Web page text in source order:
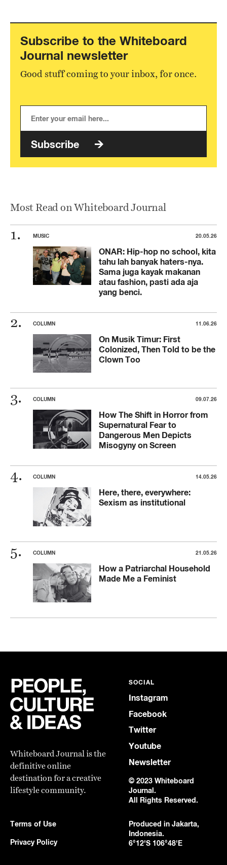
Subscribe to the Whiteboard
Journal newsletter
Good stuff coming to your inbox, for once.
Subscribe
Most Read on Whiteboard Journal
MUSIC 20.05.26
ONAR: Hip-hop no school, kita
tahu lah banyak haters-nya.
Sama juga kayak makanan
atau fashion, pasti ada aja
yang benci.
COLUMN 11.06.26
On Musik Timur: First
Colonized, Then Told to be the
Clown Too
COLUMN 09.07.26
How The Shift in Horror from
Supernatural Fear to
Dangerous Men Depicts
Misogyny on Screen
COLUMN 14.05.26
Here, there, everywhere:
Sexism as institutional
COLUMN 21.05.26
How a Patriarchal Household
Made Me a Feminist
Whiteboard Journal is the
definitive online
destination for a creative
lifestyle community.
SOCIAL
Instagram
Facebook
Twitter
Youtube
Newsletter
© 2023 Whiteboard
Journal.
All Rights Reserved.
Terms of Use
Privacy Policy
Produced in Jakarta,
Indonesia.
6°12'S 106°48'E